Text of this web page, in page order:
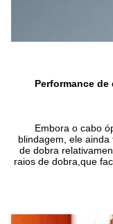
Performance
Embora o cabo
blindagem, ele
de dobra
raios de dobra,que